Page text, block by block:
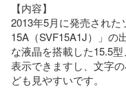
【内容】
2013年5月に発売された
15A（SVF15A1J）」の
な液晶を搭載した15.5
表示できますし、文字
ども見やすいです。